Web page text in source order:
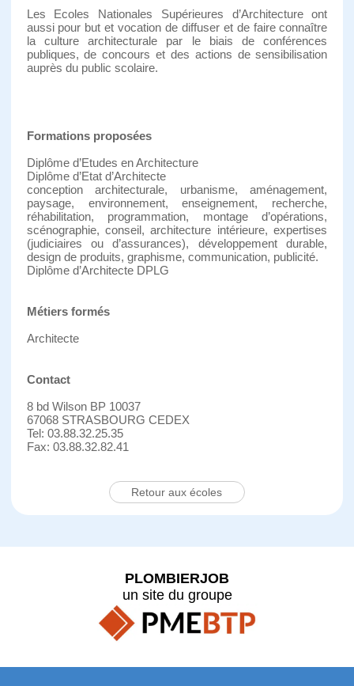
Les Ecoles Nationales Supérieures d’Architecture ont
aussi pour but et vocation de diffuser et de faire connaître
la culture architecturale par le biais de conférences
publiques, de concours et des actions de sensibilisation
auprès du public scolaire.
Formations proposées
Diplôme d’Etudes en Architecture
Diplôme d’Etat d’Architecte
conception architecturale, urbanisme, aménagement,
paysage, environnement, enseignement, recherche,
réhabilitation, programmation, montage d’opérations,
scénographie, conseil, architecture intérieure, expertises
(judiciaires ou d’assurances), développement durable,
design de produits, graphisme, communication, publicité.
Diplôme d’Architecte DPLG
Métiers formés
Architecte
Contact
8 bd Wilson BP 10037
67068 STRASBOURG CEDEX
Tel: 03.88.32.25.35
Fax: 03.88.32.82.41
Retour aux écoles
PLOMBIERJOB
un site du groupe